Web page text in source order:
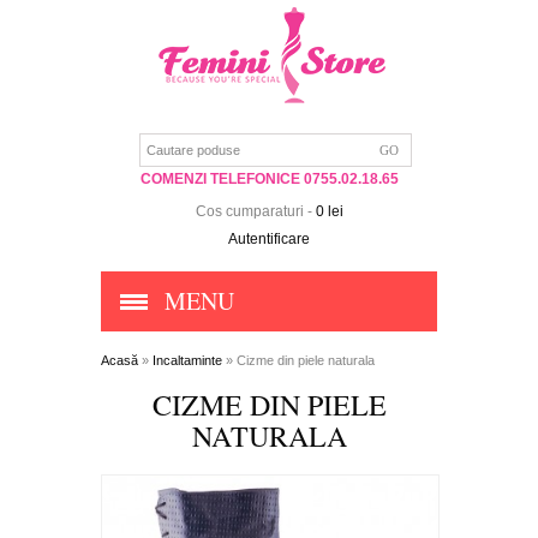
COMENZI TELEFONICE 0755.02.18.65
Cos cumparaturi - 0 lei
Autentificare
MENU
Acasă » Incaltaminte » Cizme din piele naturala
CIZME DIN PIELE
NATURALA